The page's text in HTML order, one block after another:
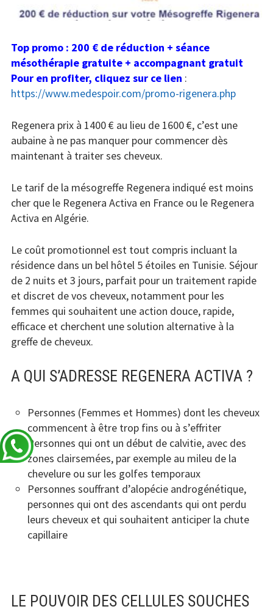
Top promo : 200 € de réduction + séance
mésothérapie gratuite + accompagnant gratuit
Pour en profiter, cliquez sur ce lien :
https://www.medespoir.com/promo-rigenera.php
Regenera prix à 1400 € au lieu de 1600 €, c’est une
aubaine à ne pas manquer pour commencer dès
maintenant à traiter ses cheveux.
Le tarif de la mésogreffe Regenera indiqué est moins
cher que le Regenera Activa en France ou le Regenera
Activa en Algérie.
Le coût promotionnel est tout compris incluant la
résidence dans un bel hôtel 5 étoiles en Tunisie. Séjour
de 2 nuits et 3 jours, parfait pour un traitement rapide
et discret de vos cheveux, notamment pour les
femmes qui souhaitent une action douce, rapide,
efficace et cherchent une solution alternative à la
greffe de cheveux.
A QUI S’ADRESSE REGENERA ACTIVA ?
Personnes (Femmes et Hommes) dont les cheveux
commencent à être trop fins ou à s’effriter
Personnes qui ont un début de calvitie, avec des
zones clairsemées, par exemple au mileu de la
chevelure ou sur les golfes temporaux
Personnes souffrant d’alopécie androgénétique,
personnes qui ont des ascendants qui ont perdu
leurs cheveux et qui souhaitent anticiper la chute
capillaire
LE POUVOIR DES CELLULES SOUCHES